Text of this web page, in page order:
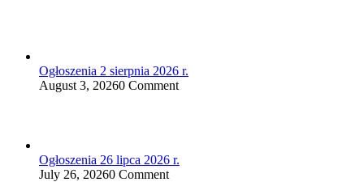
Ogłoszenia 2 sierpnia 2026 r.
August 3, 20260 Comment
Ogłoszenia 26 lipca 2026 r.
July 26, 20260 Comment